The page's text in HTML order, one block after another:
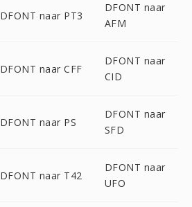
DFONT naar PT3
DFONT naar
AFM
DFONT naar CFF
DFONT naar
CID
DFONT naar PS
DFONT naar
SFD
DFONT naar T42
DFONT naar
UFO